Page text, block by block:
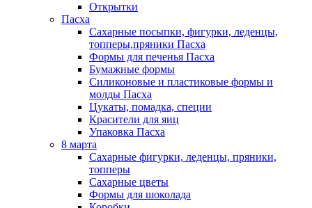
Открытки
Пасха
Сахарные посыпки, фигурки, леденцы,
топперы,пряники Пасха
Формы для печенья Пасха
Бумажные формы
Силиконовые и пластиковые формы и
молды Пасха
Цукаты, помадка, специи
Красители для яиц
Упаковка Пасха
8 марта
Сахарные фигурки, леденцы, пряники,
топперы
Сахарные цветы
Формы для шоколада